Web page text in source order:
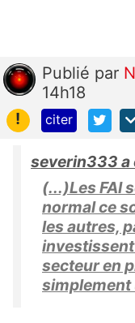
Publié par
14h18
!
citer
severin333 a
(...)Les FAI
normal ce
les autres,
secteur en
simplement